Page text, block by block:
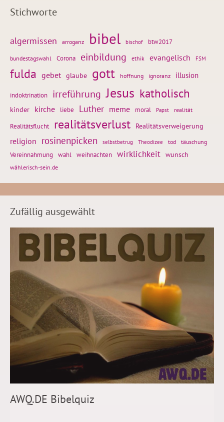
Stichworte
algermissen arroganz bibel bischof btw2017
bundestagswahl Corona einbildung ethik evangelisch FSM
fulda gebet glaube gott hoffnung ignoranz illusion
indoktrination irreführung Jesus katholisch
kinder kirche liebe Luther meme moral Papst realität
Realitätsflucht realitätsverlust Realitätsverweigerung
religion rosinenpicken selbstbetrug Theodizee tod täuschung
Vereinnahmung wahl weihnachten wirklichkeit wunsch
wählerisch-sein.de
Zufällig ausgewählt
AWQ.DE Bibelquiz